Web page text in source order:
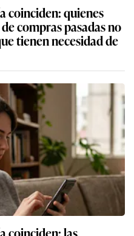
coinciden: quienes
compras pasadas no
tienen necesidad de